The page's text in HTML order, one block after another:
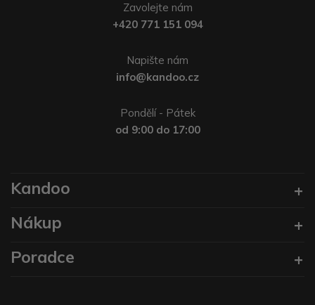
Zavolejte nám
+420 771 151 094
Napište nám
info@kandoo.cz
Pondělí - Pátek
od 9:00 do 17:00
Kandoo
Nákup
Poradce